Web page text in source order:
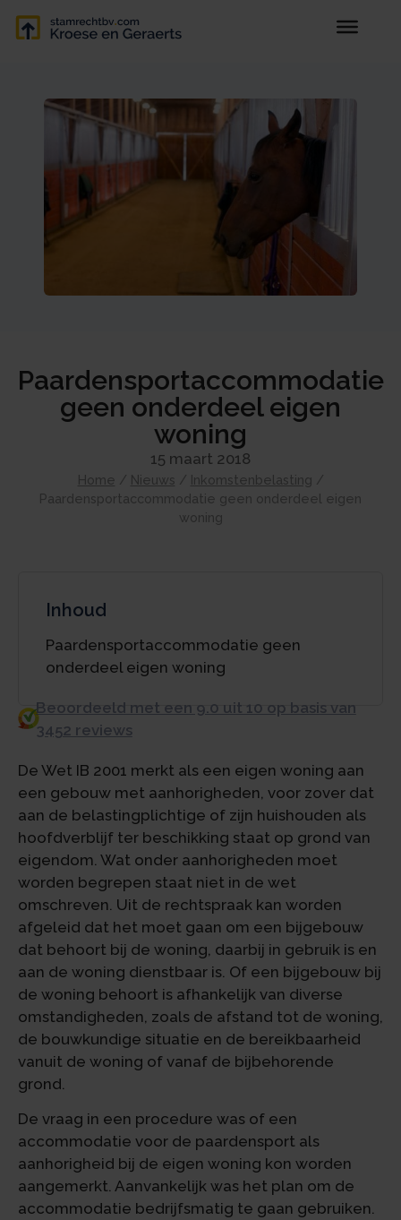
Paardensportaccommodatie
geen onderdeel eigen
woning
15 maart 2018
Home / Nieuws / Inkomstenbelasting /
Paardensportaccommodatie geen onderdeel eigen
woning
Inhoud
Paardensportaccommodatie geen
onderdeel eigen woning
Beoordeeld met een 9.0 uit 10 op basis van
3452 reviews
De Wet IB 2001 merkt als een eigen woning aan
een gebouw met aanhorigheden, voor zover dat
aan de belastingplichtige of zijn huishouden als
hoofdverblijf ter beschikking staat op grond van
eigendom. Wat onder aanhorigheden moet
worden begrepen staat niet in de wet
omschreven. Uit de rechtspraak kan worden
afgeleid dat het moet gaan om een bijgebouw
dat behoort bij de woning, daarbij in gebruik is en
aan de woning dienstbaar is. Of een bijgebouw bij
de woning behoort is afhankelijk van diverse
omstandigheden, zoals de afstand tot de woning,
de bouwkundige situatie en de bereikbaarheid
vanuit de woning of vanaf de bijbehorende
grond.
De vraag in een procedure was of een
accommodatie voor de paardensport als
aanhorigheid bij de eigen woning kon worden
aangemerkt. Aanvankelijk was het plan om de
accommodatie bedrijfsmatig te gaan gebruiken.